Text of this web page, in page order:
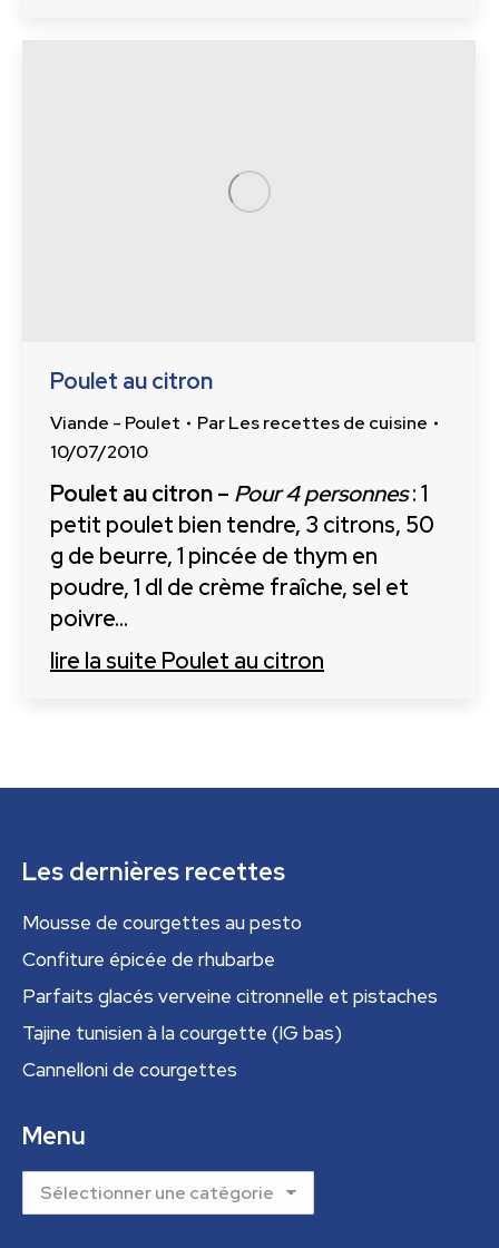
Poulet au citron
Viande - Poulet ParLes recettes de cuisine
10/07/2010
Poulet au citron – Pour 4 personnes: 1
petit poulet bien tendre, 3 citrons, 50
g de beurre, 1 pincée de thym en
poudre, 1 dl de crème fraîche, sel et
poivre…
lire la suite Poulet au citron
Les dernières recettes
Mousse de courgettes au pesto
Confiture épicée de rhubarbe
Parfaits glacés verveine citronnelle et pistaches
Tajine tunisien à la courgette (IG bas)
Cannelloni de courgettes
Menu
Menu